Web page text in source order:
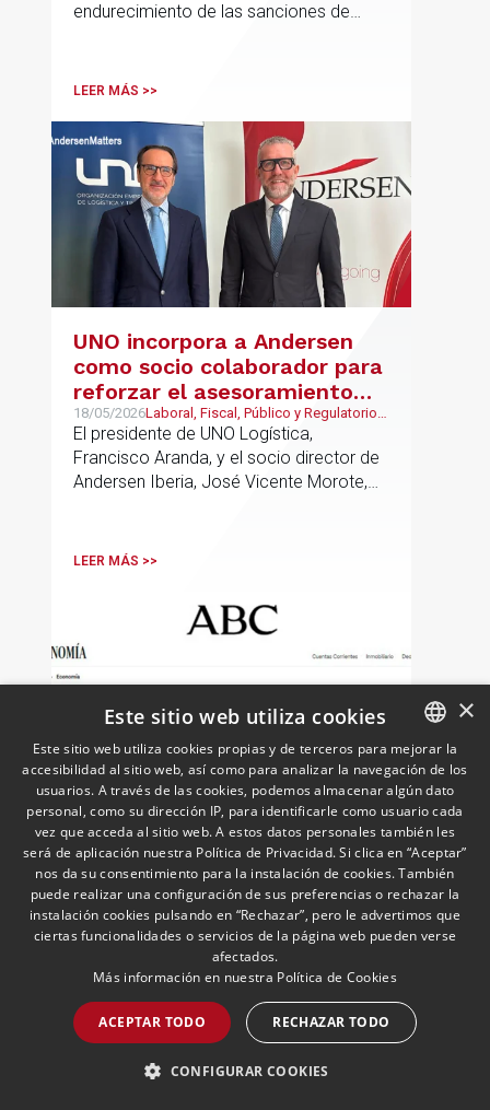
endurecimiento de las sanciones de
LEER MÁS >>
UNO incorpora a Andersen
como socio colaborador para
reforzar el asesoramiento
jurídico y fiscal del sector
logístico
18/05/2026Laboral, Fiscal, Público y Regulatorio,
Transporte, Movilidad & Logística
El presidente de UNO Logística,
Francisco Aranda, y el socio director de
Andersen Iberia, José Vicente Morote,
entidades trabajarán para ayudar a las
gestionar con mayor seguridad jurídica
sus principales retos regulatorios.
LEER MÁS >>
Grandes empresas españolas
se exponen a sanciones
millonarias de Trump por
Cuba
12/05/2026Cuban Desk
Ignacio Aparicio, responsable del Cuban
Desk, analiza en ABC el impacto para las
empresas españolas del endurecimiento
de las sanciones de EE.UU. contra Cuba.
LEER MÁS >>
SPANISH
ENGLISH
PORTUGUESE
×
Este sitio web utiliza cookies
Este sitio web utiliza cookies propias y de terceros para mejorar la
accesibilidad al sitio web, así como para analizar la navegación de los
usuarios. A través de las cookies, podemos almacenar algún dato
personal, como su dirección IP, para identificarle como usuario cada
vez que acceda al sitio web. A estos datos personales también les
será de aplicación nuestra Política de Privacidad. Si clica en “Aceptar”
nos da su consentimiento para la instalación de cookies. También
puede realizar una configuración de sus preferencias o rechazar la
instalación cookies pulsando en “Rechazar”, pero le advertimos que
ciertas funcionalidades o servicios de la página web pueden verse
afectados.
Más información en nuestra Política de Cookies
ACEPTAR TODO RECHAZAR TODO
CONFIGURAR COOKIES